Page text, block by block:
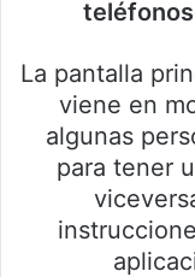
teléfonos
La pantalla
viene en
algunas
para tener